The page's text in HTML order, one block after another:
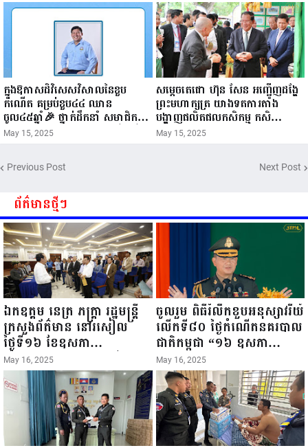
ក្នុងឱកាសដ៏វិសេសវិសាលនៃខួប
កំណើត គម្រប់ខួប៤៤ ឈាន
ចូល៤៥ឆ្នាំ🎉 ថ្នាក់ដឹកនាំ សមាជិក
សមាជិកា នៃក្រុមគ្រួសារកម្មវិធីអាជីវ
កម្មចល័ត និងកម្មករសំណង់ សូមគោរព
ជូនពរ ជូនចំពោះ ឯកឧត្តម សាយ
សំអាល់ ប្រធានសហភាពសហព័ន្ធ
បាននូវ សុខភាពល្អបរិបូរណ៍
កម្លាំងមាំមួន បញ្ញាញាណវាងវៃ
អាយុយឺនយូរ ...
May 15, 2025
សម្តេចតេជោ ហ៊ុន សែន អញ្ជើញដង្ហែ
ព្រះមហាក្សត្រ យាងទតការតាំង
បង្ហាញផលិតផលកសិកម្ម កសិ
ឧស្សាហកម្ម និងសិប្បកម្ម ក្នុងព្រះរាជ
ពិធីច្រត់ព្រះនង្គ័ល...
May 15, 2025
Previous Post Next Post
ព័ត៌មានថ្មីៗ
ឯកឧត្តម នេត្រ ភក្ត្រា រដ្ឋមន្ត្រី
ក្រសួងព័ត៌មាន នៅរសៀល
ថ្ងៃទី១៦ ខែឧសភា
ឆ្នាំ២០២៥នេះ បានអញ្ជើញចុះ
ធ្វើជំរឿនថ្នាក់ដឹកនាំមន្ត្រីរាជ
ការស៉ីវិល នៃក្រសួងព័ត៌មាន...
May 16, 2025
ចូលរួម ពិធីរំលឹកខួបអនុស្សាវរីយ៍
លើកទី៨០ ថ្ងៃកំណើតនគរបាល
ជាតិកម្ពុជា “១៦ ឧសភា
១៩៤៥ ~ ១៦ ឧសភា
២០២៥”...
May 16, 2025